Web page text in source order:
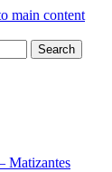
main content
Search
Matizantes